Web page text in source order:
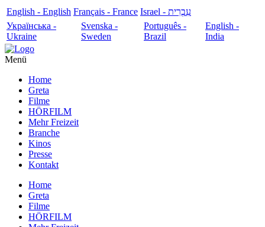
English - English Français - France
עִבְרִית - Israel
Українська -
Ukraine
Svenska -
Sweden
Português -
Brazil
English -
India
Menü
Home
Greta
Filme
HÖRFILM
Mehr Freizeit
Branche
Kinos
Presse
Kontakt
Home
Greta
Filme
HÖRFILM